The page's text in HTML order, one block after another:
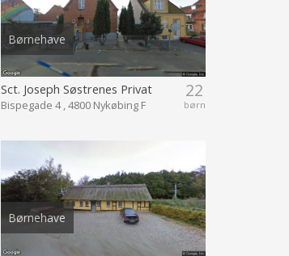
Børnehave
22
børn
Sct. Joseph Søstrenes Privat
Bispegade 4 , 4800 Nykøbing F
Børnehave